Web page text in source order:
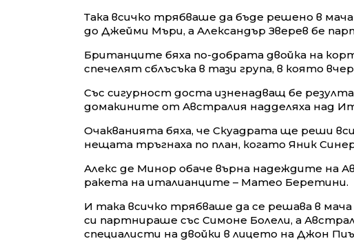
Така всичко трябваше да бъде решено в
до Джейми Мъри, а Александър Зверев бе
Британците бяха по-добрата двойка на
спечелят сблъсъка в тази група, в която
Със сигурност доста изненадващ бе
домакините от Австралия надделяха над
Очакванията бяха, че Скуадрата ще реши
нещата тръгнаха по план, когато Яник Синер
Алекс де Минор обаче върна надеждите на
ракета на италианците – Матео Беретини.
И така всичко трябваше да се решава в
си партнираше със Симоне Болели, а
специалисти на двойки в лицето на Джон